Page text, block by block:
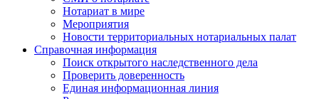
Нотариат в мире
Мероприятия
Новости территориальных нотариальных палат
Справочная информация
Поиск открытого наследственного дела
Проверить доверенность
Единая информационная линия